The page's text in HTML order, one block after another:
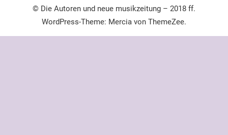
© Die Autoren und neue musikzeitung – 2018 ff.
WordPress-Theme: Mercia von ThemeZee.